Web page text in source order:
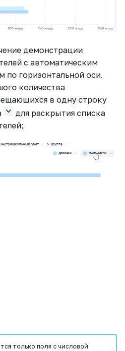
демонстрации
с автоматическим
по горизонтальной оси.
количества
в одну строку
для раскрытия списка
только поля с числовой